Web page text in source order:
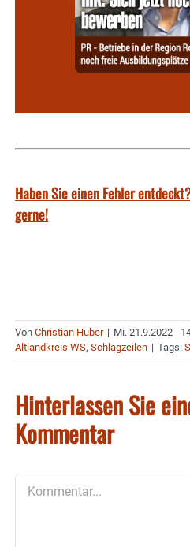
Haben Sie einen Fehler
gerne!
Von Christian Huber | Mi. 21.9.2022 -
Altlandkreis WS, Schlagzeilen | Tags:
Hinterlassen Sie
Kommentar